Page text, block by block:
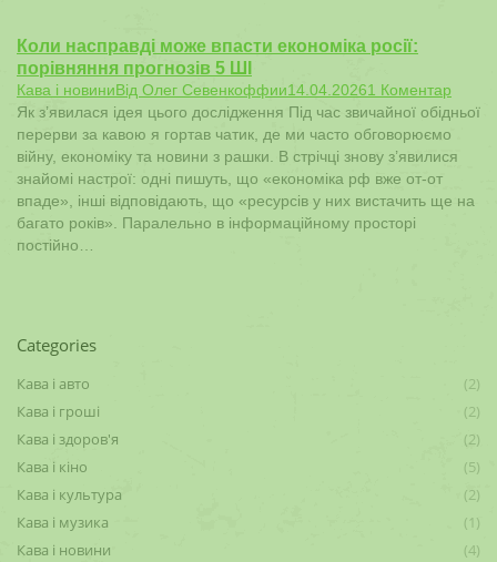
Коли насправді може впасти економіка росії:
порівняння прогнозів 5 ШІ
Кава і новиниВід Олег Севенкоффии14.04.20261 Коментар
Як з’явилася ідея цього дослідження Під час звичайної обідньої
перерви за кавою я гортав чатик, де ми часто обговорюємо
війну, економіку та новини з рашки. В стрічці знову з’явилися
знайомі настрої: одні пишуть, що «економіка рф вже от-от
впаде», інші відповідають, що «ресурсів у них вистачить ще на
багато років». Паралельно в інформаційному просторі
постійно…
Categories
Кава і авто
(2)
Кава і гроші
(2)
Кава і здоров'я
(2)
Кава і кіно
(5)
Кава і культура
(2)
Кава і музика
(1)
Кава і новини
(4)